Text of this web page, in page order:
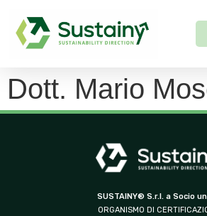
Dott. Mario
SUSTAINY® S.r.l. a Socio
ORGANISMO DI